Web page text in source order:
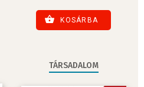
KOSÁRBA
TÁRSADALOM